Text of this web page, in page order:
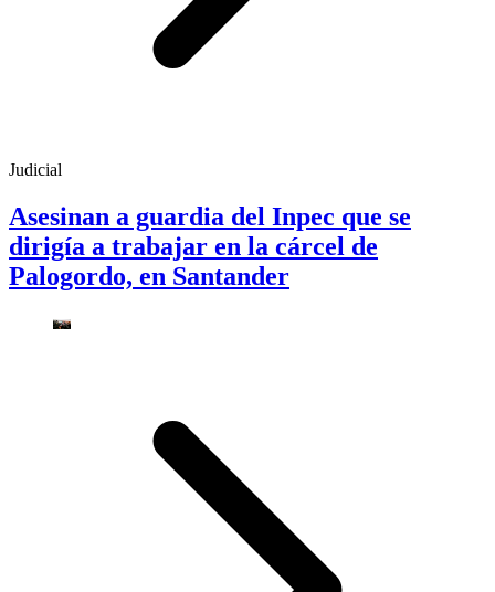
Judicial
Asesinan a guardia del Inpec que se
dirigía a trabajar en la cárcel de
Palogordo, en Santander